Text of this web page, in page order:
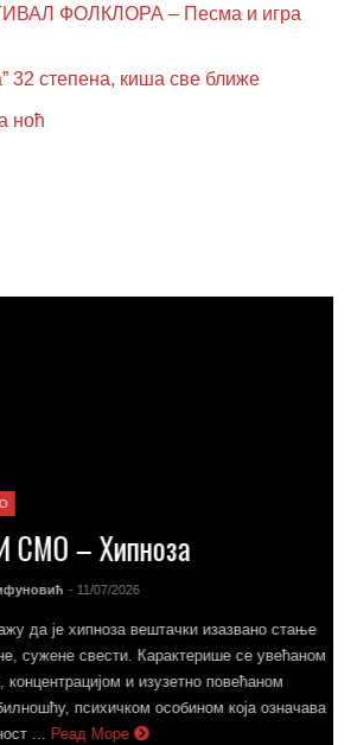
ФОЛКЛОРА – Песма и игра
32 степена, киша све ближе
ноћ
Хипноза
- 11/07/2026
хипноза вештачки изазвано стање
свести. Карактерише се увећаном
и изузетно повећаном
психичком особином која означава
Море